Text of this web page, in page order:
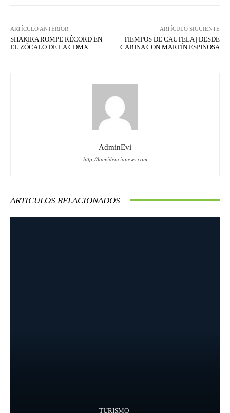
ARTÍCULO ANTERIOR
SHAKIRA ROMPE RÉCORD EN
EL ZÓCALO DE LA CDMX
ARTÍCULO SIGUIENTE
TIEMPOS DE CAUTELA | DESDE
CABINA CON MARTÍN ESPINOSA
AdminEvi
http://laevidencianews.com
ARTICULOS RELACIONADOS
TURISMO